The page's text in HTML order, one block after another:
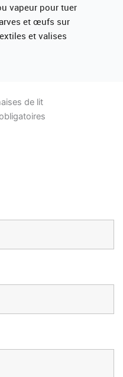
vapeur pour tuer
et œufs sur
et valises
de lit